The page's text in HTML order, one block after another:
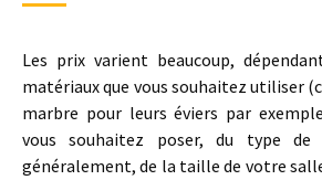
Les prix varient beaucoup,
matériaux que vous souhaitez utiliser
marbre pour leurs éviers par
vous souhaitez poser, du type de
généralement, de la taille de votre